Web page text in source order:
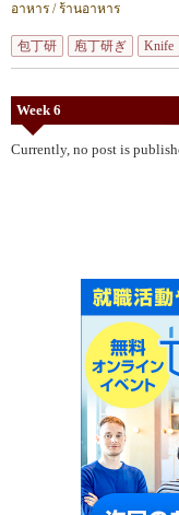
อาหาร / ร้านอาหาร
包丁研 庖丁研ぎ Knife
Week 6
Currently, no post is